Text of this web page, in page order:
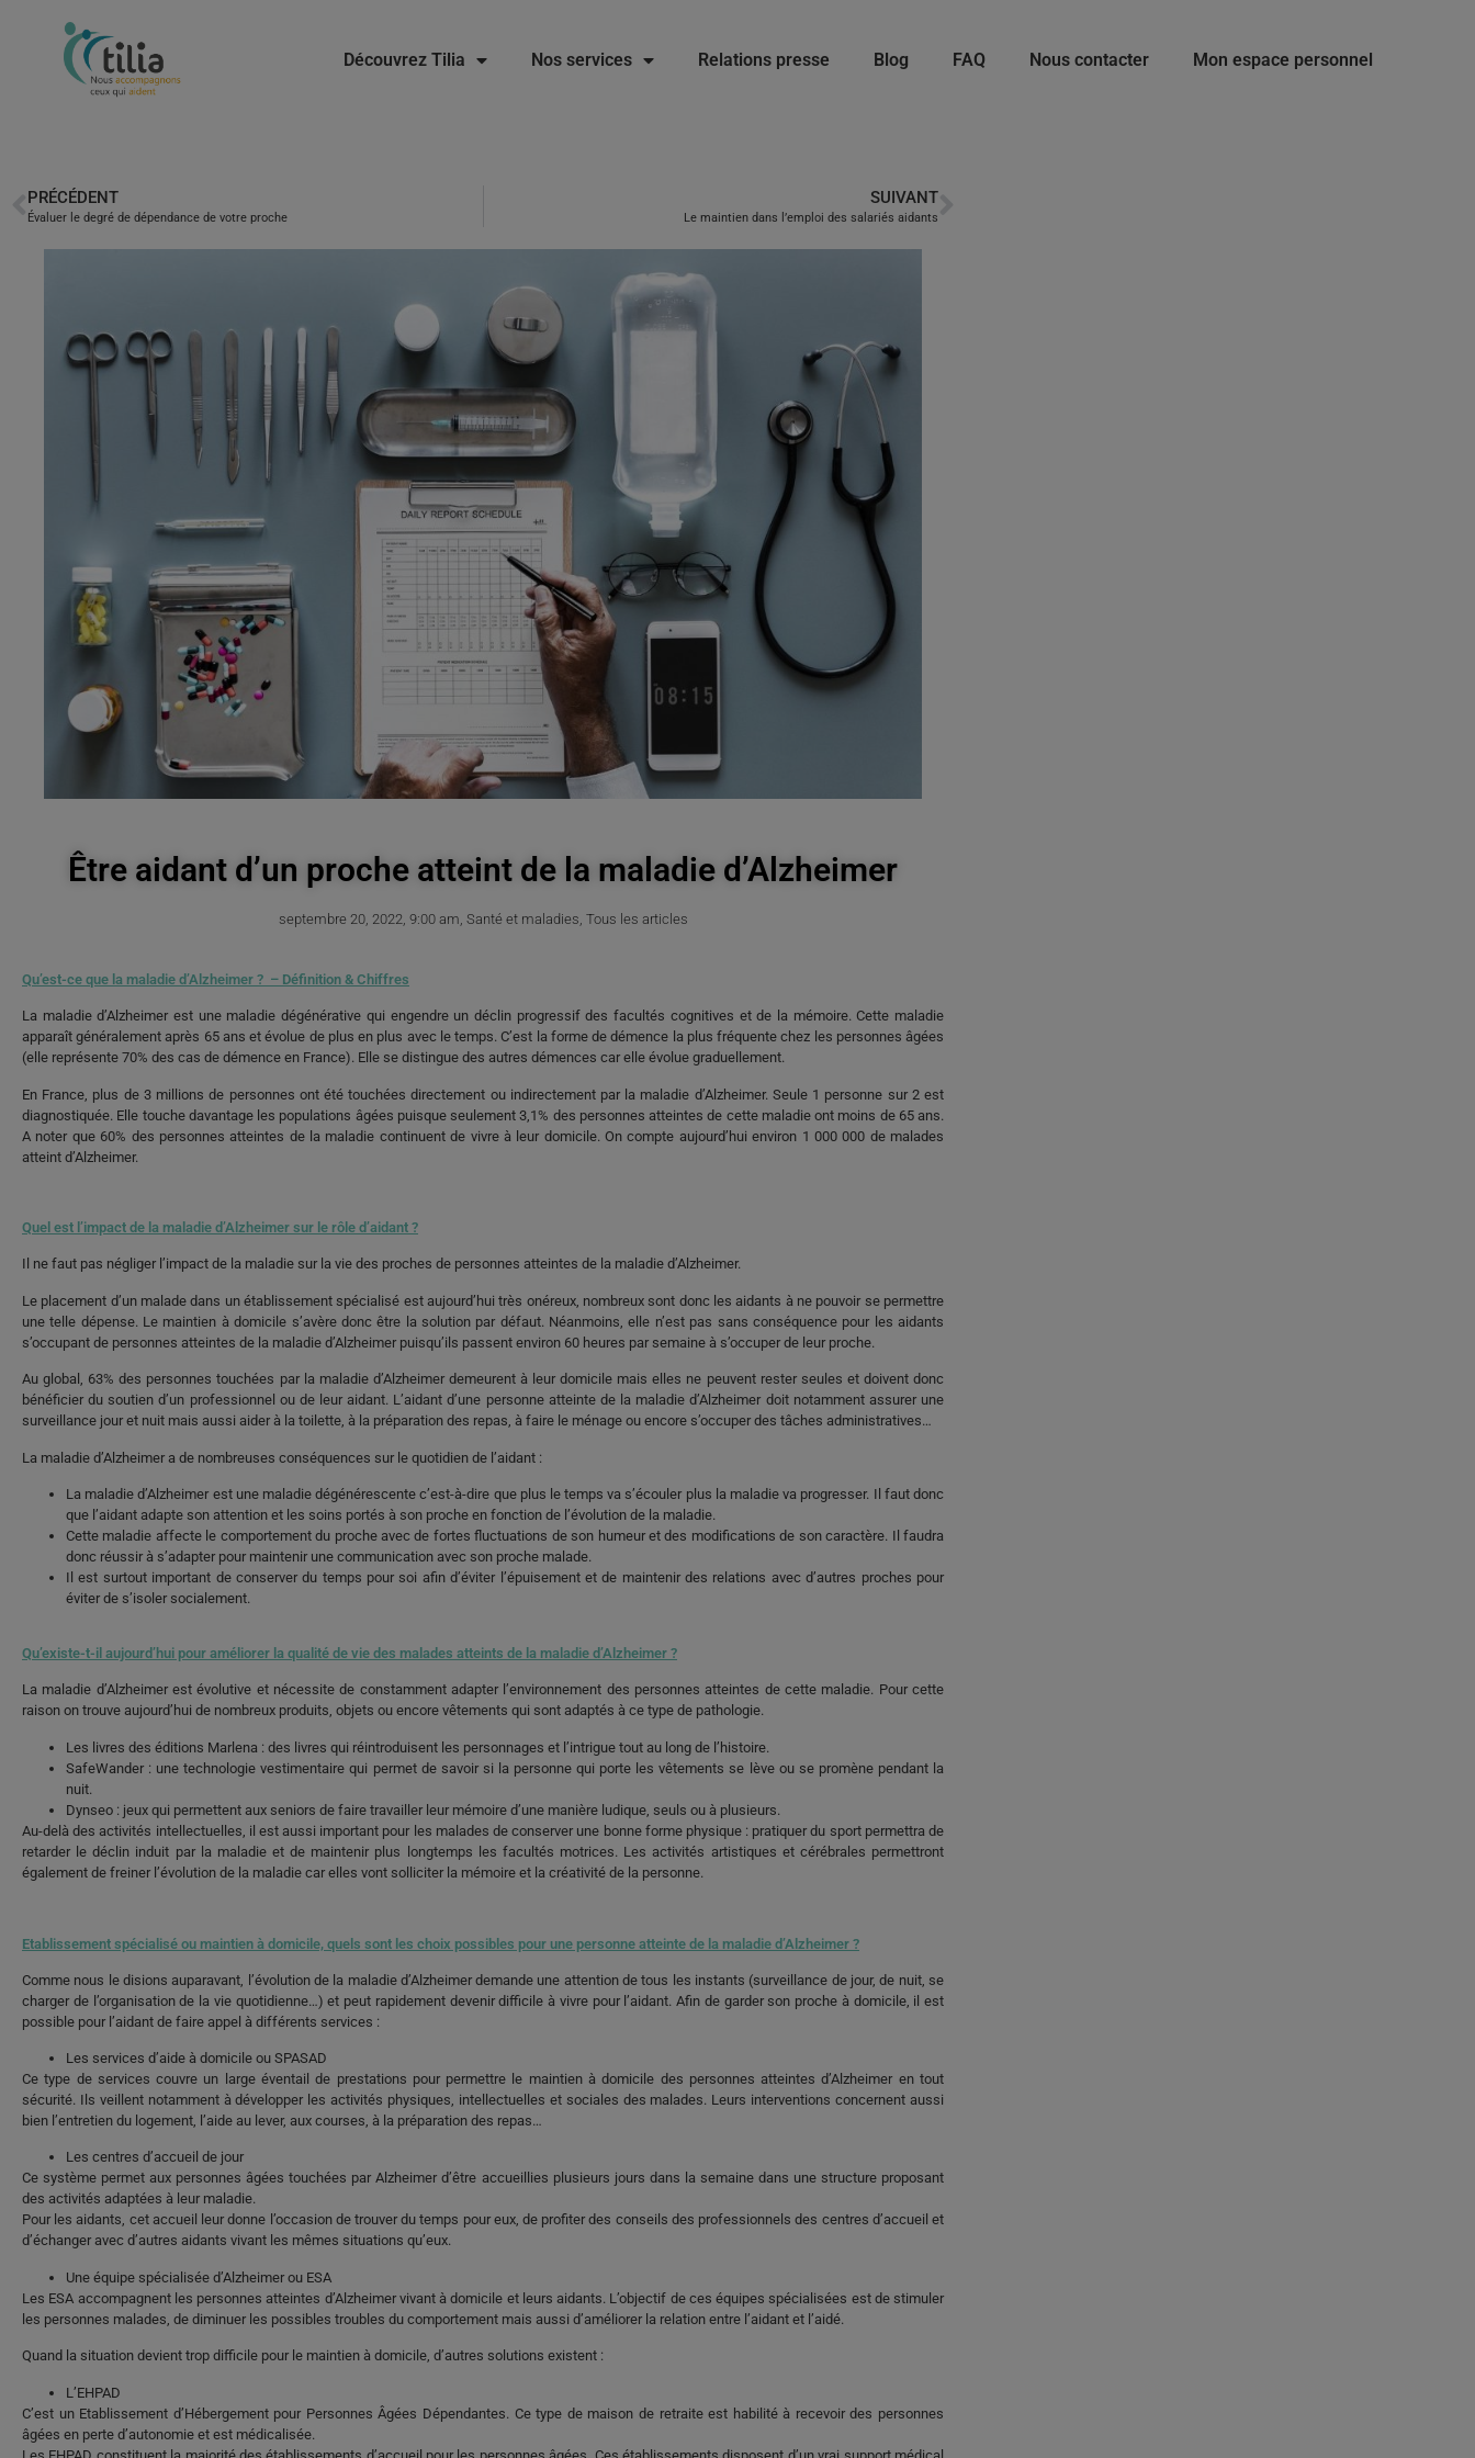
Découvrez Tilia Nos services Relations presse Blog FAQ Nous contacter Mon espace personnel
PRÉCÉDENT
Évaluer le degré de dépendance de votre proche
SUIVANT
Le maintien dans l’emploi des salariés aidants
Être aidant d’un proche atteint de la maladie d’Alzheimer
septembre 20, 2022, 9:00 am, Santé et maladies, Tous les articles
Qu’est-ce que la maladie d’Alzheimer ? – Définition & Chiffres
La maladie d’Alzheimer est une maladie dégénérative qui engendre un déclin progressif des facultés cognitives et de la mémoire. Cette maladie
apparaît généralement après 65 ans et évolue de plus en plus avec le temps. C’est la forme de démence la plus fréquente chez les personnes âgées
(elle représente 70% des cas de démence en France). Elle se distingue des autres démences car elle évolue graduellement.
En France, plus de 3 millions de personnes ont été touchées directement ou indirectement par la maladie d’Alzheimer. Seule 1 personne sur 2 est
diagnostiquée. Elle touche davantage les populations âgées puisque seulement 3,1% des personnes atteintes de cette maladie ont moins de 65 ans.
A noter que 60% des personnes atteintes de la maladie continuent de vivre à leur domicile. On compte aujourd’hui environ 1 000 000 de malades
atteint d’Alzheimer.
Quel est l’impact de la maladie d’Alzheimer sur le rôle d’aidant ?
Il ne faut pas négliger l’impact de la maladie sur la vie des proches de personnes atteintes de la maladie d’Alzheimer.
Le placement d’un malade dans un établissement spécialisé est aujourd’hui très onéreux, nombreux sont donc les aidants à ne pouvoir se permettre
une telle dépense. Le maintien à domicile s’avère donc être la solution par défaut. Néanmoins, elle n’est pas sans conséquence pour les aidants
s’occupant de personnes atteintes de la maladie d’Alzheimer puisqu’ils passent environ 60 heures par semaine à s’occuper de leur proche.
Au global, 63% des personnes touchées par la maladie d’Alzheimer demeurent à leur domicile mais elles ne peuvent rester seules et doivent donc
bénéficier du soutien d’un professionnel ou de leur aidant. L’aidant d’une personne atteinte de la maladie d’Alzheimer doit notamment assurer une
surveillance jour et nuit mais aussi aider à la toilette, à la préparation des repas, à faire le ménage ou encore s’occuper des tâches administratives…
La maladie d’Alzheimer a de nombreuses conséquences sur le quotidien de l’aidant :
La maladie d’Alzheimer est une maladie dégénérescente c’est-à-dire que plus le temps va s’écouler plus la maladie va progresser. Il faut donc
que l’aidant adapte son attention et les soins portés à son proche en fonction de l’évolution de la maladie.
Cette maladie affecte le comportement du proche avec de fortes fluctuations de son humeur et des modifications de son caractère. Il faudra
donc réussir à s’adapter pour maintenir une communication avec son proche malade.
Il est surtout important de conserver du temps pour soi afin d’éviter l’épuisement et de maintenir des relations avec d’autres proches pour
éviter de s’isoler socialement.
Qu’existe-t-il aujourd’hui pour améliorer la qualité de vie des malades atteints de la maladie d’Alzheimer ?
La maladie d’Alzheimer est évolutive et nécessite de constamment adapter l’environnement des personnes atteintes de cette maladie. Pour cette
raison on trouve aujourd’hui de nombreux produits, objets ou encore vêtements qui sont adaptés à ce type de pathologie.
Les livres des éditions Marlena : des livres qui réintroduisent les personnages et l’intrigue tout au long de l’histoire.
SafeWander : une technologie vestimentaire qui permet de savoir si la personne qui porte les vêtements se lève ou se promène pendant la
nuit.
Dynseo : jeux qui permettent aux seniors de faire travailler leur mémoire d’une manière ludique, seuls ou à plusieurs.
Au-delà des activités intellectuelles, il est aussi important pour les malades de conserver une bonne forme physique : pratiquer du sport permettra de
retarder le déclin induit par la maladie et de maintenir plus longtemps les facultés motrices. Les activités artistiques et cérébrales permettront
également de freiner l’évolution de la maladie car elles vont solliciter la mémoire et la créativité de la personne.
Etablissement spécialisé ou maintien à domicile, quels sont les choix possibles pour une personne atteinte de la maladie d’Alzheimer ?
Comme nous le disions auparavant, l’évolution de la maladie d’Alzheimer demande une attention de tous les instants (surveillance de jour, de nuit, se
charger de l’organisation de la vie quotidienne…) et peut rapidement devenir difficile à vivre pour l’aidant. Afin de garder son proche à domicile, il est
possible pour l’aidant de faire appel à différents services :
Les services d’aide à domicile ou SPASAD
Ce type de services couvre un large éventail de prestations pour permettre le maintien à domicile des personnes atteintes d’Alzheimer en tout
sécurité. Ils veillent notamment à développer les activités physiques, intellectuelles et sociales des malades. Leurs interventions concernent aussi
bien l’entretien du logement, l’aide au lever, aux courses, à la préparation des repas…
Les centres d’accueil de jour
Ce système permet aux personnes âgées touchées par Alzheimer d’être accueillies plusieurs jours dans la semaine dans une structure proposant
des activités adaptées à leur maladie.
Pour les aidants, cet accueil leur donne l’occasion de trouver du temps pour eux, de profiter des conseils des professionnels des centres d’accueil et
d’échanger avec d’autres aidants vivant les mêmes situations qu’eux.
Une équipe spécialisée d’Alzheimer ou ESA
Les ESA accompagnent les personnes atteintes d’Alzheimer vivant à domicile et leurs aidants. L’objectif de ces équipes spécialisées est de stimuler
les personnes malades, de diminuer les possibles troubles du comportement mais aussi d’améliorer la relation entre l’aidant et l’aidé.
Quand la situation devient trop difficile pour le maintien à domicile, d’autres solutions existent :
L’EHPAD
C’est un Etablissement d’Hébergement pour Personnes Âgées Dépendantes. Ce type de maison de retraite est habilité à recevoir des personnes
âgées en perte d’autonomie et est médicalisée.
Les EHPAD constituent la majorité des établissements d’accueil pour les personnes âgées. Ces établissements disposent d’un vrai support médical